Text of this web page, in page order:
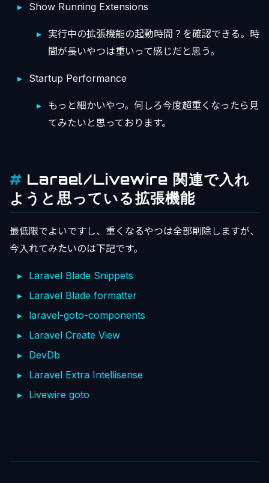
Show Running Extensions
実行中の拡張機能の起動時間？を確認できる。時
間が長いやつは重いって感じだと思う。
Startup Performance
もっと細かいやつ。何しろ今度超重くなったら見
てみたいと思っております。
Larael/Livewire 関連で入れ
ようと思っている拡張機能
最低限でよいですし、重くなるやつは全部削除しますが、
今入れてみたいのは下記です。
Laravel Blade Snippets
Laravel Blade formatter
laravel-goto-components
Laravel Create View
DevDb
Laravel Extra Intellisense
Livewire goto